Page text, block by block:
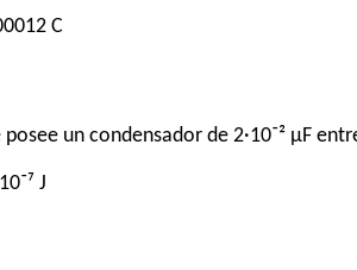
C
un condensador de 2·10⁻² µF
J